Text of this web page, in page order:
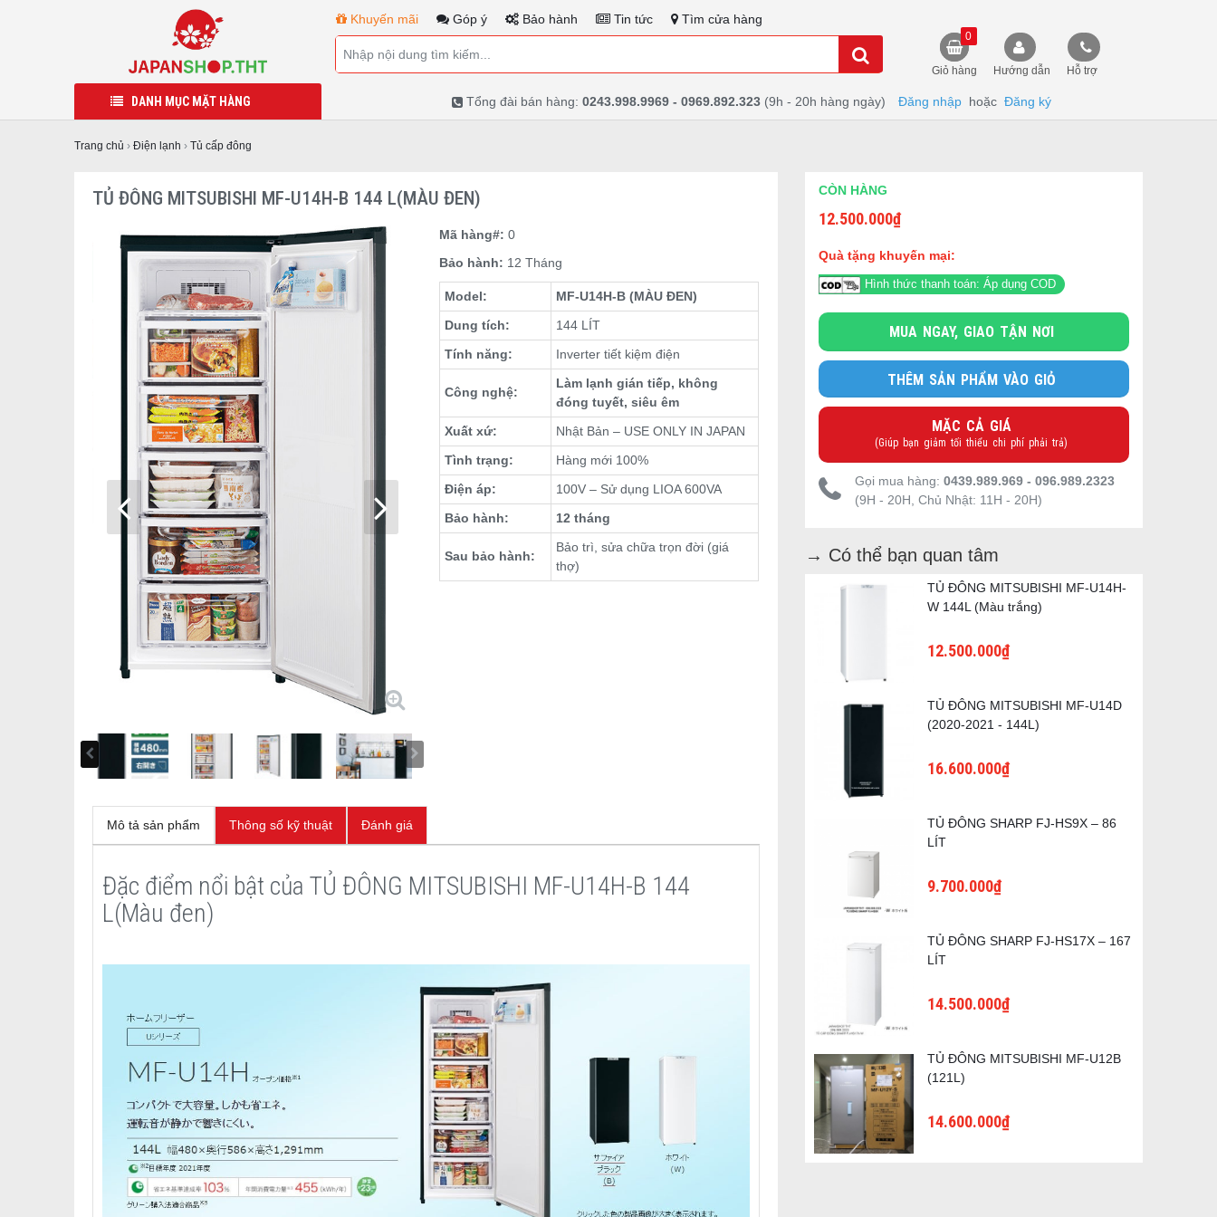
Khuyến mãi Góp ý Bảo hành Tin tức Tìm cửa hàng
Giỏ hàng
0
Hướng dẫn Hỗ trợ
DANH MỤC MẶT HÀNG Tổng đài bán hàng:0243.998.9969 - 0969.892.323 (9h - 20h hàng ngày) Đăng nhập hoặc Đăng ký
Trang chủ › Điện lạnh › Tủ cấp đông
TỦ ĐÔNG MITSUBISHI MF-U14H-B 144 L(MÀU ĐEN)
Mã hàng#:0
Bảo hành: 12 Tháng
Model:
MF-U14H-B (MÀU ĐEN)
Dung tích:
144 LÍT
Tính năng:
Inverter tiết kiệm điện
Công nghệ:
Làm lạnh gián tiếp, không
đóng tuyết, siêu êm
Xuất xứ:
Nhật Bản – USE ONLY IN JAPAN
Tình trạng:
Hàng mới 100%
Điện áp:
100V – Sử dụng LIOA 600VA
Bảo hành:
12 tháng
Sau bảo hành:
Bảo trì, sửa chữa trọn đời (giá
thợ)
Mô tả sản phẩm Thông số kỹ thuật Đánh giá
Đặc điểm nổi bật của TỦ ĐÔNG MITSUBISHI MF-U14H-B 144
L(Màu đen)
CÒN HÀNG
12.500.000₫
Quà tặng khuyến mại:
Hình thức thanh toán: Áp dụng COD
MUA NGAY, GIAO TẬN NƠI
THÊM SẢN PHẨM VÀO GIỎ
MẶC CẢ GIÁ
(Giúp bạn giảm tối thiểu chi phí phải trả)
Gọi mua hàng: 0439.989.969 - 096.989.2323
(9H - 20H, Chủ Nhật: 11H - 20H)
→ Có thể bạn quan tâm
TỦ ĐÔNG MITSUBISHI MF-U14H-
W 144L (Màu trắng)
12.500.000₫
TỦ ĐÔNG MITSUBISHI MF-U14D
(2020-2021 - 144L)
16.600.000₫
TỦ ĐÔNG SHARP FJ-HS9X – 86
LÍT
9.700.000₫
TỦ ĐÔNG SHARP FJ-HS17X – 167
LÍT
14.500.000₫
TỦ ĐÔNG MITSUBISHI MF-U12B
(121L)
14.600.000₫